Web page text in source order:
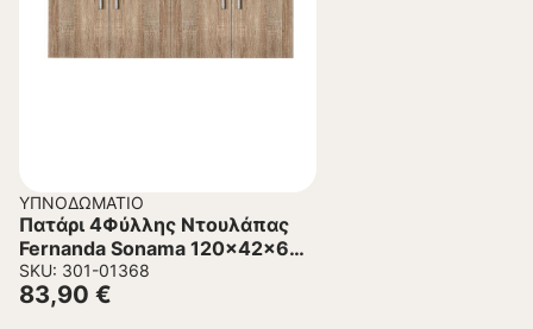
ΥΠΝΟΔΩΜΆΤΙΟ
Πατάρι 4Φύλλης Ντουλάπας
Fernanda Sonama 120x42x60
εκ.
SKU: 301-01368
83,90 €